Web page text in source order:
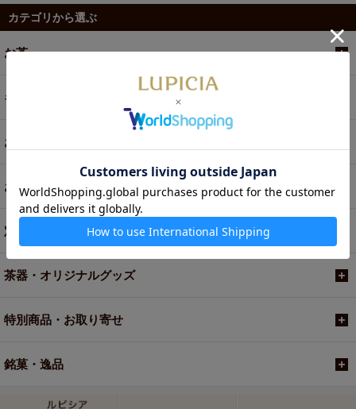
カテゴリから選ぶ
お茶
ギフト
お菓子・食品・飲料
お買い得商品
定期便
茶器・オリジナルグッズ
特別商品・お取り寄せ
銘菓・逸品